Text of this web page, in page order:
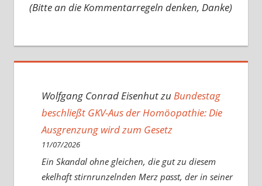
(Bitte an die Kommentarregeln denken, Danke)
Wolfgang Conrad EisenhutzuBundestag
beschließt GKV-Aus der Homöopathie: Die
Ausgrenzung wird zum Gesetz
11/07/2026
Ein Skandal ohne gleichen, die gut zu diesem
ekelhaft stirnrunzelnden Merz passt, der in seiner